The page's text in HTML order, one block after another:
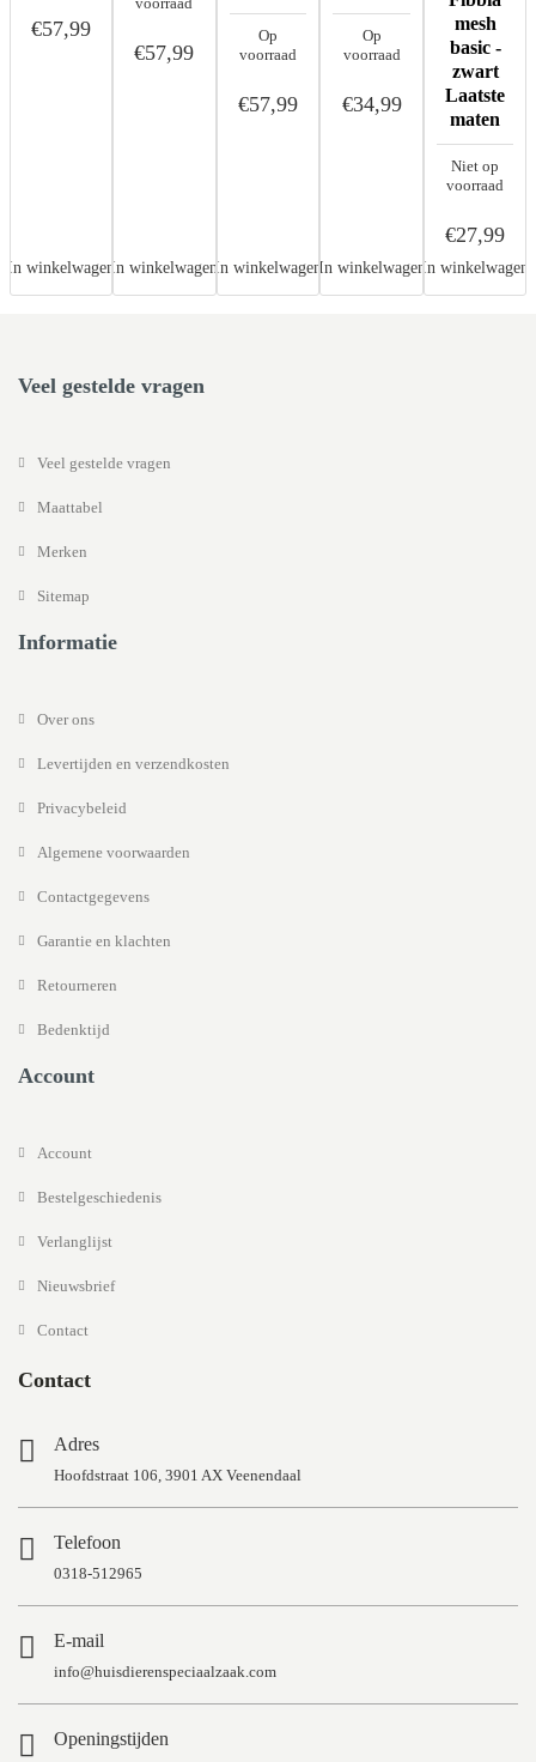
€57,99
In winkelwagen
€57,99
In winkelwagen
Op
voorraad
€57,99
In winkelwagen
Op
voorraad
€34,99
In winkelwagen
Niet op
voorraad
mesh
basic -
zwart
Laatste
maten
€27,99
In winkelwagen
Veel gestelde vragen
Veel gestelde vragen
Maattabel
Merken
Sitemap
Informatie
Over ons
Levertijden en verzendkosten
Privacybeleid
Algemene voorwaarden
Contactgegevens
Garantie en klachten
Retourneren
Bedenktijd
Account
Account
Bestelgeschiedenis
Verlanglijst
Nieuwsbrief
Contact
Contact
Adres
Hoofdstraat 106, 3901 AX Veenendaal
Telefoon
0318-512965
E-mail
info@huisdierenspeciaalzaak.com
Openingstijden